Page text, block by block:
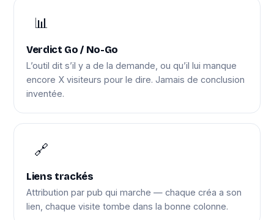
📊
Verdict Go / No-Go
L’outil dit s’il y a de la demande, ou qu’il lui manque
encore X visiteurs pour le dire. Jamais de conclusion
inventée.
🔗
Liens trackés
Attribution par pub qui marche — chaque créa a son
lien, chaque visite tombe dans la bonne colonne.